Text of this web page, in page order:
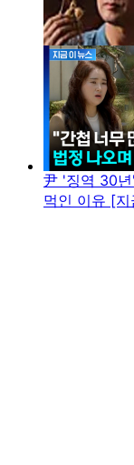
尹 '징역 30
먹인 이유 [지